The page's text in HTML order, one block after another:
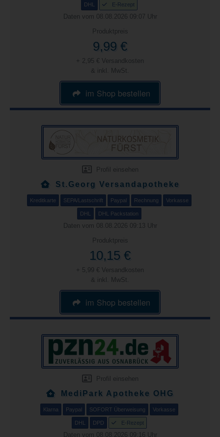
DHL E-Rezept
Daten vom 08.08.2026 09:07 Uhr
Produktpreis
9,99 €
+ 2,95 € Versandkosten
& inkl. MwSt.
im Shop bestellen
Profil einsehen
St.Georg Versandapotheke
Kreditkarte SEPA/Lastschrift Paypal Rechnung Vorkasse
DHL DHL Packstation
Daten vom 08.08.2026 09:13 Uhr
Produktpreis
10,15 €
+ 5,99 € Versandkosten
& inkl. MwSt.
im Shop bestellen
Profil einsehen
MediPark Apotheke OHG
Klarna Paypal SOFORT Überweisung Vorkasse
DHL DPD E-Rezept
Daten vom 08.08.2026 09:16 Uhr